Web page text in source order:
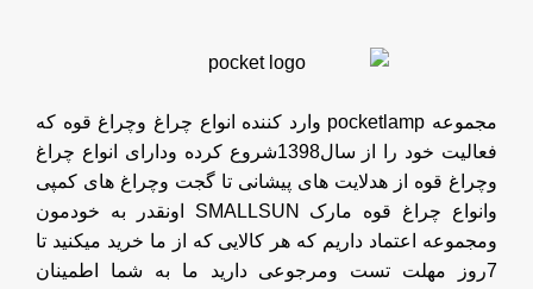
مجموعه pocketlamp وارد کننده انواع چراغ وچراغ قوه که
فعالیت خود را از سال1398شروع کرده ودارای انواع چراغ
وچراغ قوه از هدلایت های پیشانی تا گجت وچراغ های کمپی
وانواع چراغ قوه مارک SMALLSUN اونقدر به خودمون
ومجموعه اعتماد داریم که هر کالایی که از ما خرید میکنید تا
7روز مهلت تست ومرجوعی دارید ما به شما اطمینان